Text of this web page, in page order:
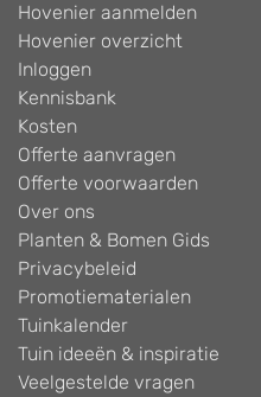
Hovenier aanmelden
Hovenier overzicht
Inloggen
Kennisbank
Kosten
Offerte aanvragen
Offerte voorwaarden
Over ons
Planten & Bomen Gids
Privacybeleid
Promotiematerialen
Tuinkalender
Tuin ideeën & inspiratie
Veelgestelde vragen